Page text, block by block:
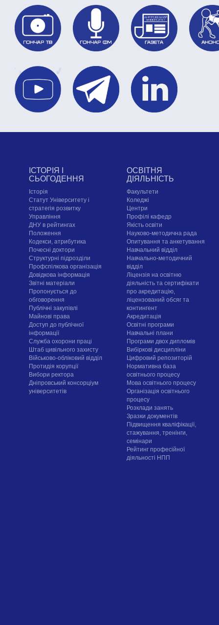
ІСТОРІЯ І
СЬОГОДЕННЯ
Історія
Статут Університету і
стратегія розвитку
Управління
ДНУ в рейтингах
Положення
Кодекси, атрибутика
Почесні доктори
Структурні підрозділи
Профспілкова організація
Довідкова інформація
Звітні матеріали
Пропонується до
обговорення
Публічні закупівлі
Майнові права
Доступ до публічної
інформації
Служба охорони праці
Штаб цивільного захисту
Військово-обліковий відділ
Протидія корупції
Вибори ректора
Дніпровський консорціум
університетів
ОСВІТНЯ
ДІЯЛЬНІСТЬ
Факультети
Коледжі
Центри
Профілі кафедр
Якість освіти
Науково-методична рада
Опитування та анкетування
Навчальний відділ
Навчально-методичний
відділ
Ліцензія на освітню
діяльність та сертифікати
про акредитацію,
ліцензований обсяг та
контингент
Акредитація
Освітні програми
Навчальні плани
Програми двох дипломів
Вибіркові дисципліни
Цифровий репозиторій
Нормативна база
освітнього процесу
Мова освітнього процесу
Організація освітнього
процесу
Розклади занять
Зразки документів
Підвищення кваліфікації,
стажування, тренінги,
семінари
Рейтинг професійної
діяльності НПП